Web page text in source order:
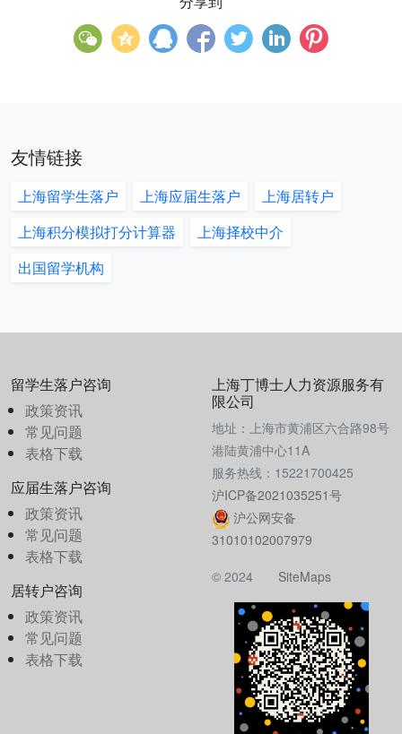
友情链接
上海留学生落户 上海应届生落户
上海居转户
上海积分模拟打分计算器
上海择校中介
出国留学机构
留学生落户咨询
政策资讯
常见问题
表格下载
应届生落户咨询
政策资讯
常见问题
表格下载
居转户咨询
政策资讯
常见问题
表格下载
上海丁博士人力资源服务有
限公司
地址：上海市黄浦区六合路98号
港陆黄浦中心11A
服务热线：15221700425
沪ICP备2021035251号
沪公网安备
31010102007979
© 2024 SiteMaps